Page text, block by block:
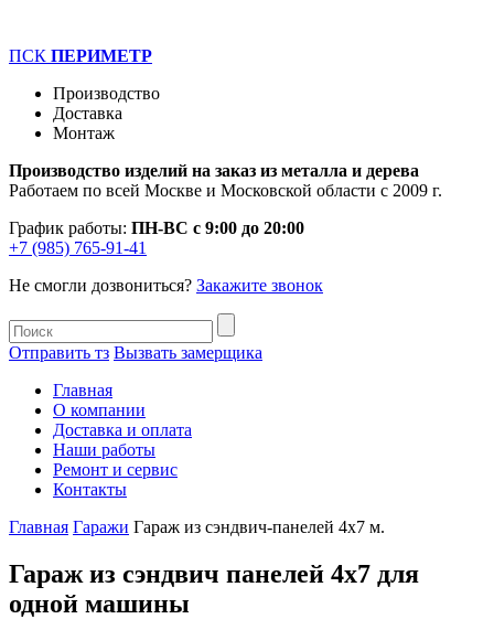
ПСК ПЕРИМЕТР
Производство
Доставка
Монтаж
Производство изделий на заказ из металла и дерева
Работаем по всей Москве и Московской области с 2009 г.
График работы: ПН-ВС с 9:00 до 20:00
+7 (985) 765-91-41
Не смогли дозвониться? Закажите звонок
Отправить тз Вызвать замерщика
Главная
О компании
Доставка и оплата
Наши работы
Ремонт и сервис
Контакты
Главная Гаражи Гараж из сэндвич-панелей 4х7 м.
Гараж из сэндвич панелей 4х7 для
одной машины